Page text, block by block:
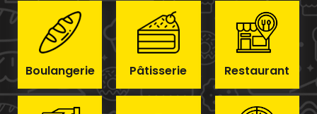
Boulangerie Pâtisserie Restaurant